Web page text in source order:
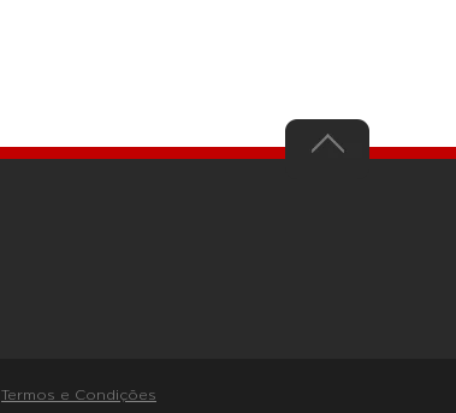
Termos e Condições